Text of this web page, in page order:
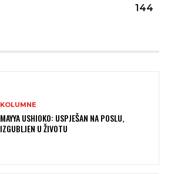
144
KOLUMNE
MAYYA USHIOKO: USPJEŠAN NA POSLU,
IZGUBLJEN U ŽIVOTU